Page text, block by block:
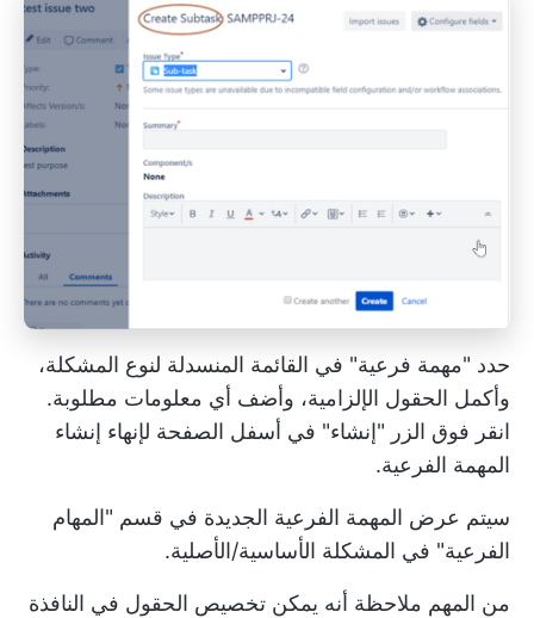
حدد "مهمة فرعية" في القائمة المنسدلة لنوع المشكلة،
وأكمل الحقول الإلزامية، وأضف أي معلومات مطلوبة.
انقر فوق الزر "إنشاء" في أسفل الصفحة لإنهاء إنشاء
المهمة الفرعية.
سيتم عرض المهمة الفرعية الجديدة في قسم "المهام
الفرعية" في المشكلة الأساسية/الأصلية.
من المهم ملاحظة أنه يمكن تخصيص الحقول في النافذة